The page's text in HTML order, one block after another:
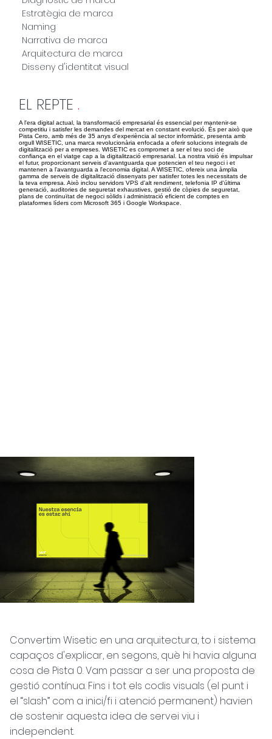
Estratègia de marca
Naming
Narrativa de marca
Arquitectura de marca
Disseny d'identitat visual
EL REPTE.
A l'era digital actual, la transformació empresarial és essencial per mantenir-se
competitiu i satisfer les demandes del mercat en constant evolució. És per això que
Pista Cero, amb més de 35 anys d'experiència al sector informàtic, presenta amb
orgull WISETIC, una marca revolucionària enfocada a oferir solucions integrals de
digitalització per a empreses. WISETIC es compromet a ser el teu soci de
confiança en el viatge cap a la digitalització empresarial. La nostra visió és impulsar
el futur, proporcionant serveis d'avantguarda que potencien el teu negoci i et
mantenen a l'avantguarda a l'economia digital. A WISETIC, ofereix una àmplia
gamma de serveis de digitalització dissenyats per satisfer totes les necessitats de
la teva empresa. Això inclou servidors VPS d'alt rendiment, telefonia IP d'última
generació, auditories de seguretat exhaustives, gestió de còpies de seguretat,
plans de continuïtat de negoci sòlids i administració eficient de comptes en
plataformes líders com Microsoft 365 i Google Workspace.
Convertim Wisetic en una arquitectura, to i sistema
capaços d'explicar, en segons, què hi havia alguna
cosa de Pista 0. Vam passar a ser una proposta de
gestió contínua. Fins i tot els codis visuals (el punt i
el “slash” com a inici/fi i atenció permanent) havien
de sostenir aquesta idea de servei viu i
independent.